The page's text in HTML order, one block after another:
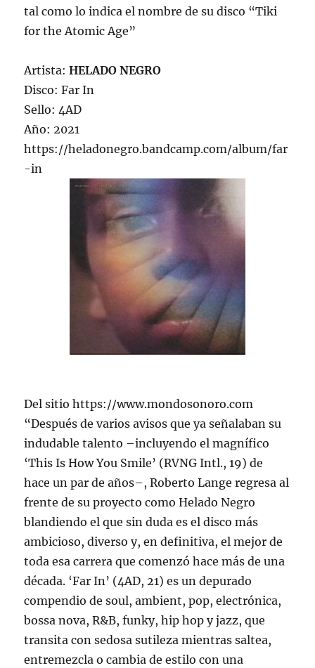
tal como lo indica el nombre de su disco “Tiki
for the Atomic Age”
Artista:HELADO NEGRO
Disco: Far In
Sello: 4AD
Año: 2021
https://heladonegro.bandcamp.com/album/far
-in
Del sitio https://www.mondosonoro.com
“Después de varios avisos que ya señalaban su
indudable talento –incluyendo el magnífico
‘This Is How You Smile’ (RVNG Intl., 19) de
hace un par de años–, Roberto Lange regresa al
frente de su proyecto como Helado Negro
blandiendo el que sin duda es el disco más
ambicioso, diverso y, en definitiva, el mejor de
toda esa carrera que comenzó hace más de una
década. ‘Far In’ (4AD, 21) es un depurado
compendio de soul, ambient, pop, electrónica,
bossa nova, R&B, funky, hip hop y jazz, que
transita con sedosa sutileza mientras saltea,
entremezcla o cambia de estilo con una